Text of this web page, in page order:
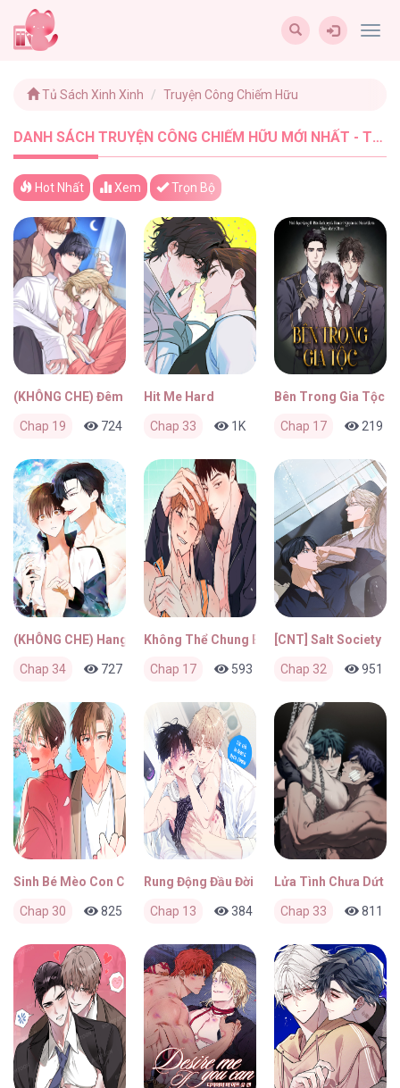
Tủ Sách Xinh Xinh Truyện Công Chiếm Hữu
DANH SÁCH TRUYỆN CÔNG CHIẾM HỮU MỚI NHẤT - TUSACHXINHXINH (30)
Hot Nhất Xem Trọn Bộ
(KHÔNG CHE) Đêm Hồng Ân
Chap 19 724 1 3 ngày trước
Hit Me Hard
Chap 33 1K 3 ngày trước
Bên Trong Gia Tộc
Chap 17 219
(KHÔNG CHE) Hang Thỏ
Chap 34 727 2 3 ngày trước
Không Thể Chung Bước
Chap 17 593 0 3 ngày trước
[CNT] Salt Society
Chap 32 951
Sinh Bé Mèo Con Cho Tôi Nhanh!
Chap 30 825 1 1 tuần trước
Rung Động Đầu Đời
Chap 13 384 0 1 tuần trước
Lửa Tình Chưa Dứt
Chap 33 811